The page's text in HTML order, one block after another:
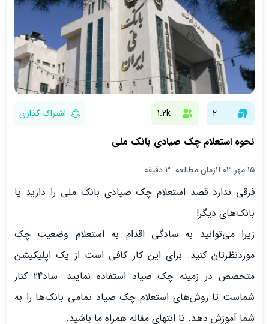
2
1.2k اشتراک گذاری
نحوه استعلام چک صیادی بانک ملی
۱۵ مهر ۱۴۰۳ زمان مطالعه: 3 دقیقه
فرقی ندارد قصد استعلام چک صیادی بانک ملی را دارید یا
بانک‌های دیگر!
زیرا می‌توانید به سادگی اقدام به استعلام وضعیت چک
موردنظرتان کنید. برای این کار کافی است از یک اپلیکیشن
متخصص در زمینه چک صیاد استفاده نمایید. ساد24 کنار
شماست تا روش‌های استعلام چک صیاد تمامی بانک‌ها را به
شما آموزش دهد. تا انتهای مقاله همراه ما باشید.